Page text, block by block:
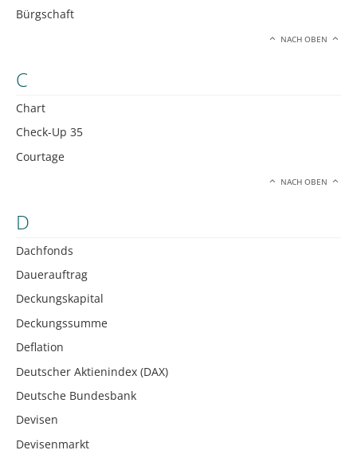
Bürgschaft
NACH OBEN
C
Chart
Check-Up 35
Courtage
NACH OBEN
D
Dachfonds
Dauerauftrag
Deckungskapital
Deckungssumme
Deflation
Deutscher Aktienindex (DAX)
Deutsche Bundesbank
Devisen
Devisenmarkt